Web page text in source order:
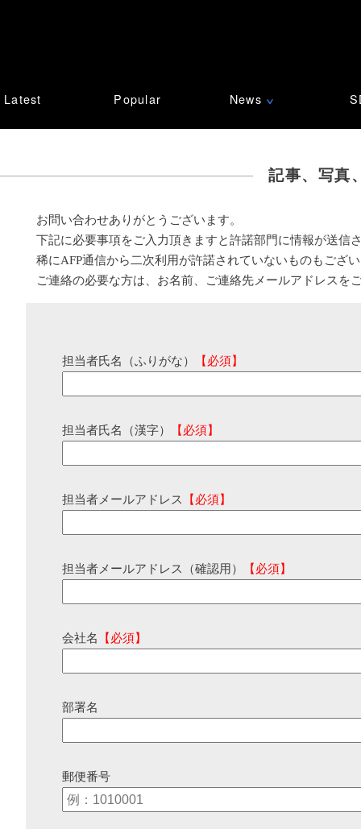
Latest Popular News ∨
記事、写真
お問い合わせありがとうございます。
下記に必要事項をご入力頂きますと許諾部門に情報が送信
稀にAFP通信から二次利用が許諾されていないものもござ
ご連絡の必要な方は、お名前、ご連絡先メールアドレスを
担当者氏名（ふりがな） 【必須】
担当者氏名（漢字） 【必須】
担当者メールアドレス 【必須】
担当者メールアドレス（確認用） 【必須】
会社名 【必須】
部署名
郵便番号